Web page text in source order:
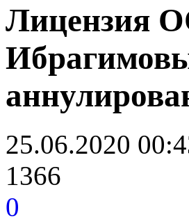
Лицензия
25.06.2020
1366
0